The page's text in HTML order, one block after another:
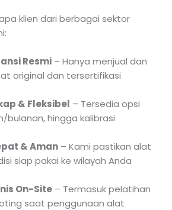
klien dari berbagai sektor
Resmi – Hanya menjual dan
original dan tersertifikasi
& Fleksibel – Tersedia opsi
bulanan, hingga kalibrasi
& Aman – Kami pastikan alat
siap pakai ke wilayah Anda
On-Site – Termasuk pelatihan
saat penggunaan alat